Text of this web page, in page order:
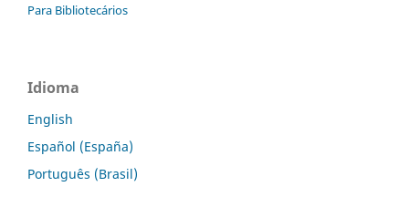
Para Bibliotecários
Idioma
English
Español (España)
Português (Brasil)